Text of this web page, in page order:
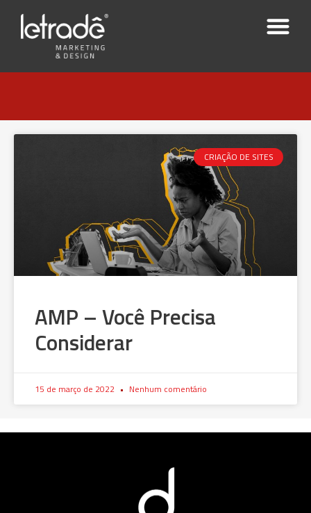
CRIAÇÃO DE SITES
AMP – Você Precisa
Considerar
15 de março de 2022 Nenhum comentário